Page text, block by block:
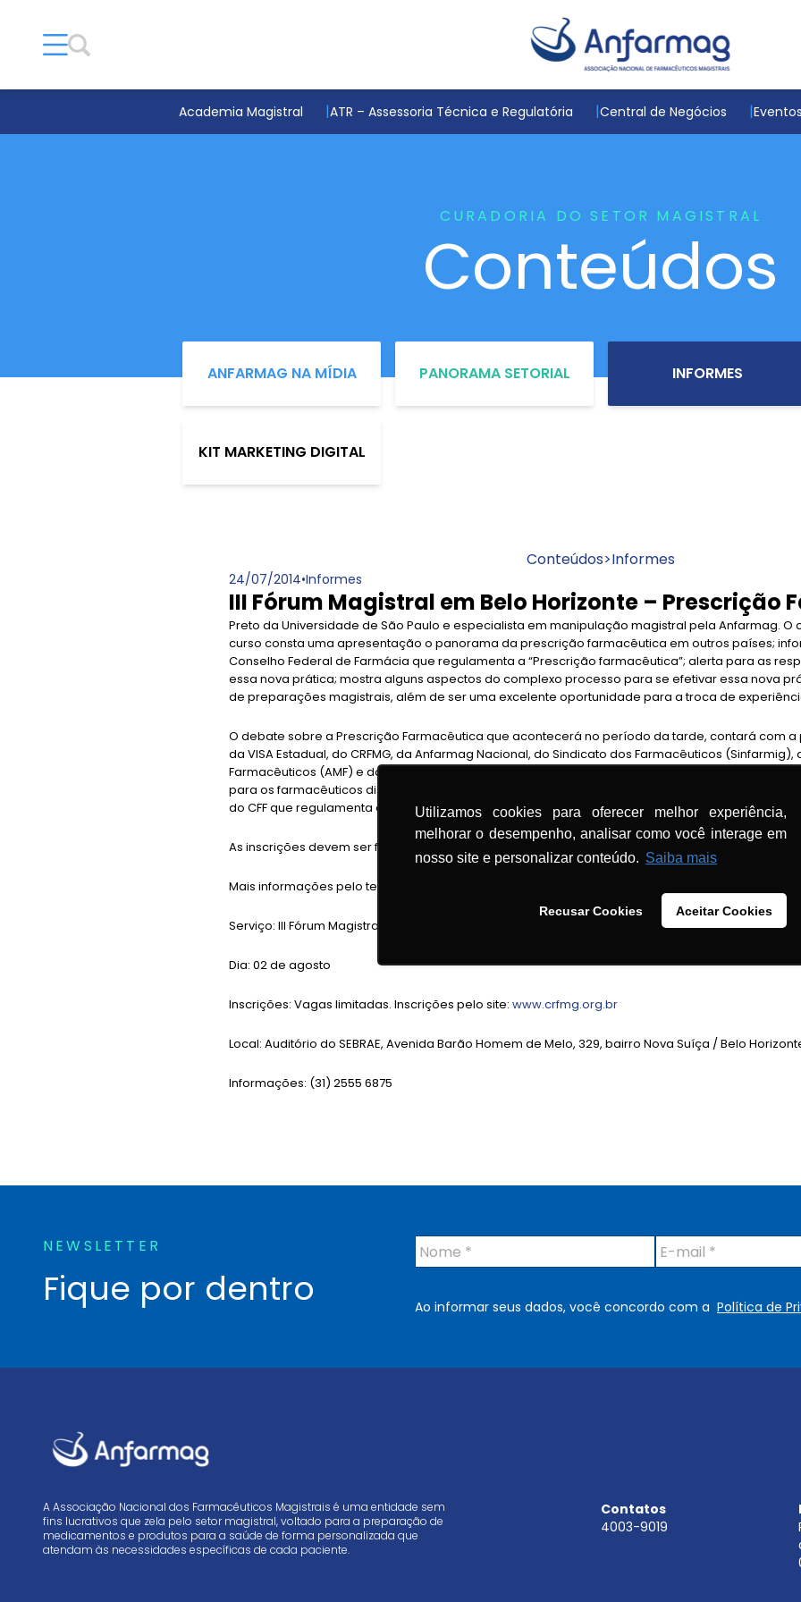
Utilizamos cookies para oferecer melhor experiência,
melhorar o desempenho, analisar como você interage em
nosso site e personalizar conteúdo. Saiba mais
Recusar Cookies Aceitar Cookies
Academia Magistral ATR – Assessoria Técnica e Regulatória Central de Negócios
CURADORIA DO SETOR MAGISTRAL
Conteúdos
ANFARMAG NA MÍDIA PANORAMA SETORIAL INFORMES
KIT MARKETING DIGITAL
Conteúdos>Informes
24/07/2014•Informes
III Fórum Magistral em Belo Horizonte – Prescrição
Preto da Universidade de São Paulo e especialista em manipulação magistral pela Anfarmag.
curso consta uma apresentação o panorama da prescrição farmacêutica em outros países;
Conselho Federal de Farmácia que regulamenta a “Prescrição farmacêutica”; alerta para as
essa nova prática; mostra alguns aspectos do complexo processo para se efetivar essa nova
de preparações magistrais, além de ser uma excelente oportunidade para a troca de
O debate sobre a Prescrição Farmacêutica que acontecerá no período da tarde, contará com
da VISA Estadual, do CRFMG, da Anfarmag Nacional, do Sindicato dos Farmacêuticos
Farmacêuticos (AMF) e da Associação Mineira de Farmacêuticos Homeopatas (AMFH). Será
para os farmacêuticos discutirem com os órgãos reguladores e associações do setor, as
do CFF que regulamenta a prescrição farmacêutica.
As inscrições devem ser feitas pelo site: www.crfmg.org.br
Mais informações pelo telefone: (31) 2555-6875.
Serviço: III Fórum Magistral em Belo Horizonte – Tema: Prescrição Farmacêutica
Dia: 02 de agosto
Inscrições: Vagas limitadas. Inscrições pelo site: www.crfmg.org.br
Local: Auditório do SEBRAE, Avenida Barão Homem de Melo, 329, bairro Nova Suíça / Belo
Informações: (31) 2555 6875
NEWSLETTER
Fique por dentro
N
o
*
E
-
i
Ao informar seus dados, você concordo com a Política de
A Associação Nacional dos Farmacêuticos Magistrais é uma entidade sem
fins lucrativos que zela pelo setor magistral, voltado para a preparação de
medicamentos e produtos para a saúde de forma personalizada que
atendam às necessidades específicas de cada paciente.
Contatos
4003-9019